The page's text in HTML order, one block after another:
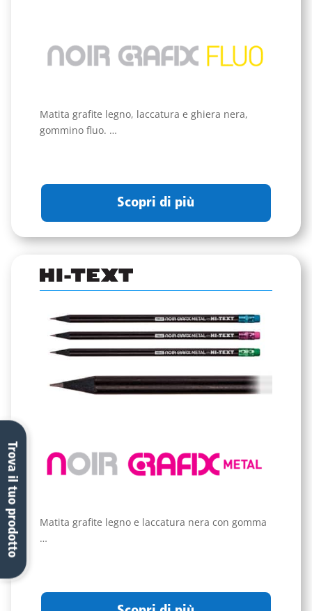
Matita grafite legno, laccatura e ghiera nera,
gommino fluo. …
Scopri di più
Matita grafite legno e laccatura nera con gomma
…
Trova il tuo prodotto